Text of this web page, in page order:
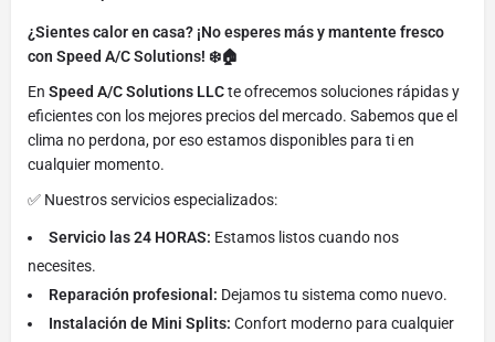
¿Sientes calor en casa? ¡No esperes más y mantente fresco
con Speed A/C Solutions! ❄️🏠
En Speed A/C Solutions LLCte ofrecemos soluciones rápidas y
eficientes con los mejores precios del mercado. Sabemos que el
clima no perdona, por eso estamos disponibles para ti en
cualquier momento.
✅ Nuestros servicios especializados:
Servicio las 24 HORAS: Estamos listos cuando nos
necesites.
Reparación profesional: Dejamos tu sistema como nuevo.
Instalación de Mini Splits: Confort moderno para cualquier